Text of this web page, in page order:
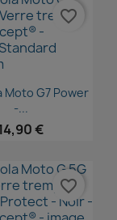
rapide
Moto G7 Power
-...
€
favorite_border
favorite_border